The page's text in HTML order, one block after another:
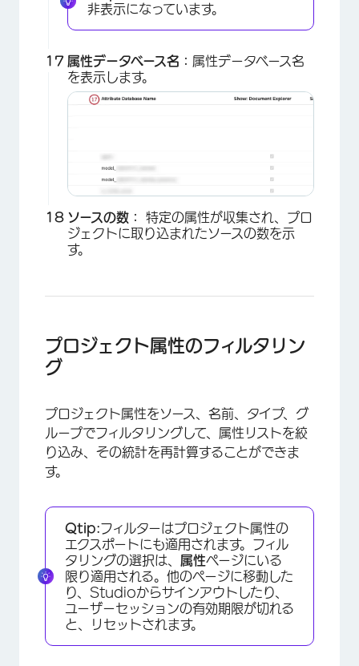
×
非表示になっています。
属性データベース名： 属性データベース名
を表示します。
ソースの数： 特定の属性が収集され、プロ
ジェクトに取り込まれたソースの数を示
す。
プロジェクト属性のフィルタリン
グ
プロジェクト属性をソース、名前、タイプ、グ
ループでフィルタリングして、属性リストを絞
り込み、その統計を再計算することができま
す。
Qtip:フィルターはプロジェクト属性の
エクスポートにも適用されます。フィル
タリングの選択は、 属性ページにいる
限り適用される。他のページに移動した
り、Studioからサインアウトしたり、
ユーザーセッションの有効期限が切れる
と、リセットされます。